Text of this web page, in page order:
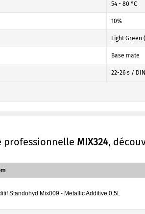
54 - 80 °C
10%
Light Green
Base mate
22-26 s /
professionnelle MIX324,
Standohyd Mix009 - Metallic Additive 0,5L